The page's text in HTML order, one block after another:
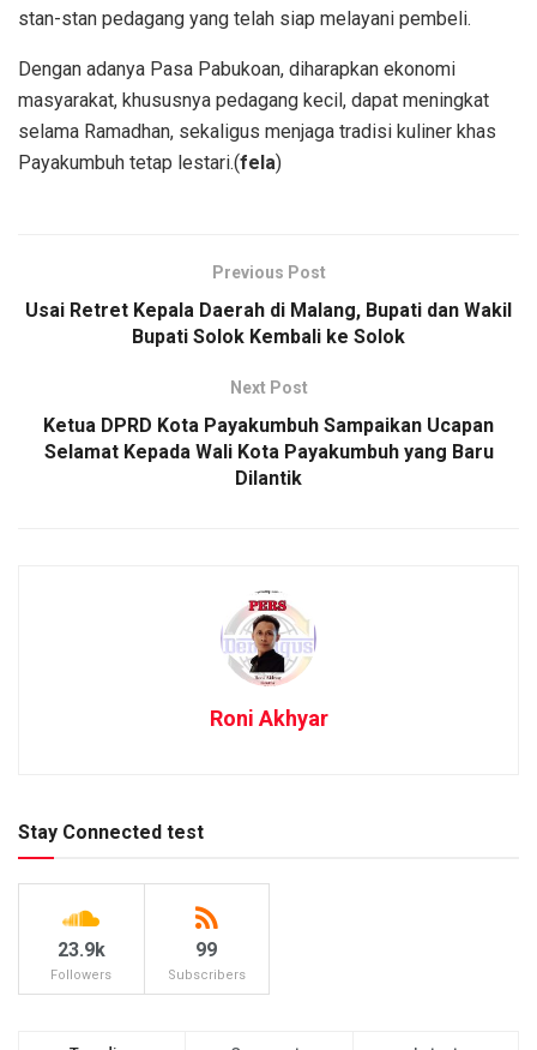
stan-stan pedagang yang telah siap melayani pembeli.
Dengan adanya Pasa Pabukoan, diharapkan ekonomi
masyarakat, khususnya pedagang kecil, dapat meningkat
selama Ramadhan, sekaligus menjaga tradisi kuliner khas
Payakumbuh tetap lestari.(fela)
Previous Post
Usai Retret Kepala Daerah di Malang, Bupati dan Wakil
Bupati Solok Kembali ke Solok
Next Post
Ketua DPRD Kota Payakumbuh Sampaikan Ucapan
Selamat Kepada Wali Kota Payakumbuh yang Baru
Dilantik
Roni Akhyar
Stay Connected test
23.9k
Followers
99
Subscribers